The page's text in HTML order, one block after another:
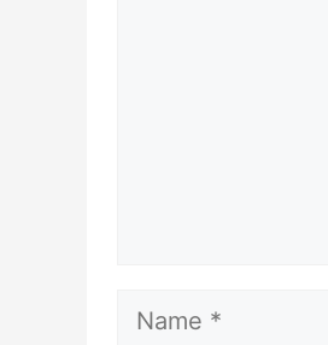
Name